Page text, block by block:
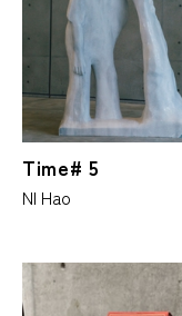
Time# 5
NI Hao